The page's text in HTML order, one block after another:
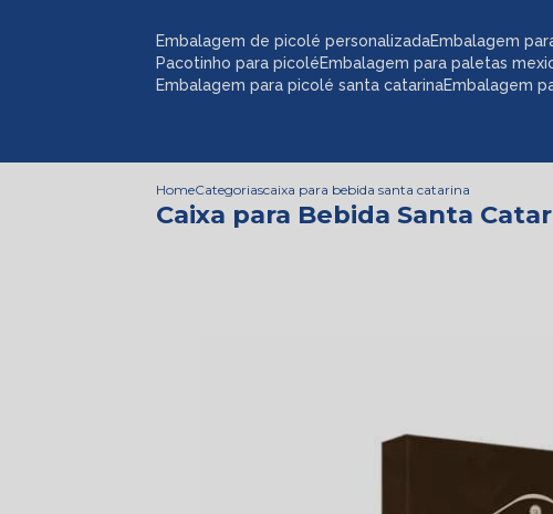
embalagem de picolé personalizada embalagem
pacotinho para picolé embalagem para paletas
embalagem para picolé santa catarina embalagem
HomeCategoriascaixa para bebida santa catarina
Caixa para Bebida Santa